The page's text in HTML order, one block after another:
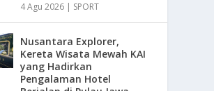
4 Agu 2026 | SPORT
Nusantara Explorer,
Kereta Wisata Mewah KAI
yang Hadirkan
Pengalaman Hotel